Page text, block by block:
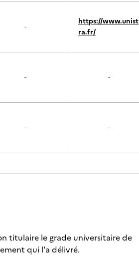
-
https://www.unist
ra.fr/
- -
- -
titulaire le grade universitaire de
qui l'a délivré.